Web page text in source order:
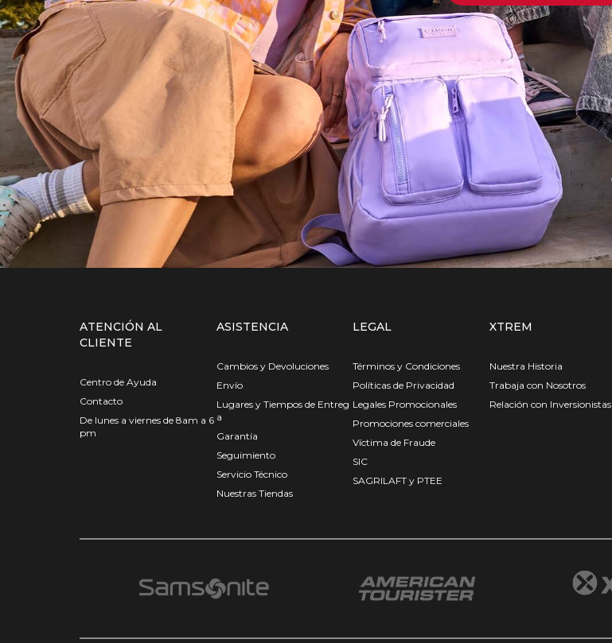
ATENCIÓN AL
CLIENTE
Centro de Ayuda
Contacto
De lunes a viernes de 8am a 6
pm
ASISTENCIA
Cambios y Devoluciones
Envío
Lugares y Tiempos de Entreg
a
Garantía
Seguimiento
Servicio Técnico
Nuestras Tiendas
LEGAL
Términos y Condiciones
Políticas de Privacidad
Legales Promocionales
Promociones comerciales
Víctima de Fraude
SIC
SAGRILAFT y PTEE
XTREM
Nuestra Historia
Trabaja con Nosotros
Relación con Inversionistas